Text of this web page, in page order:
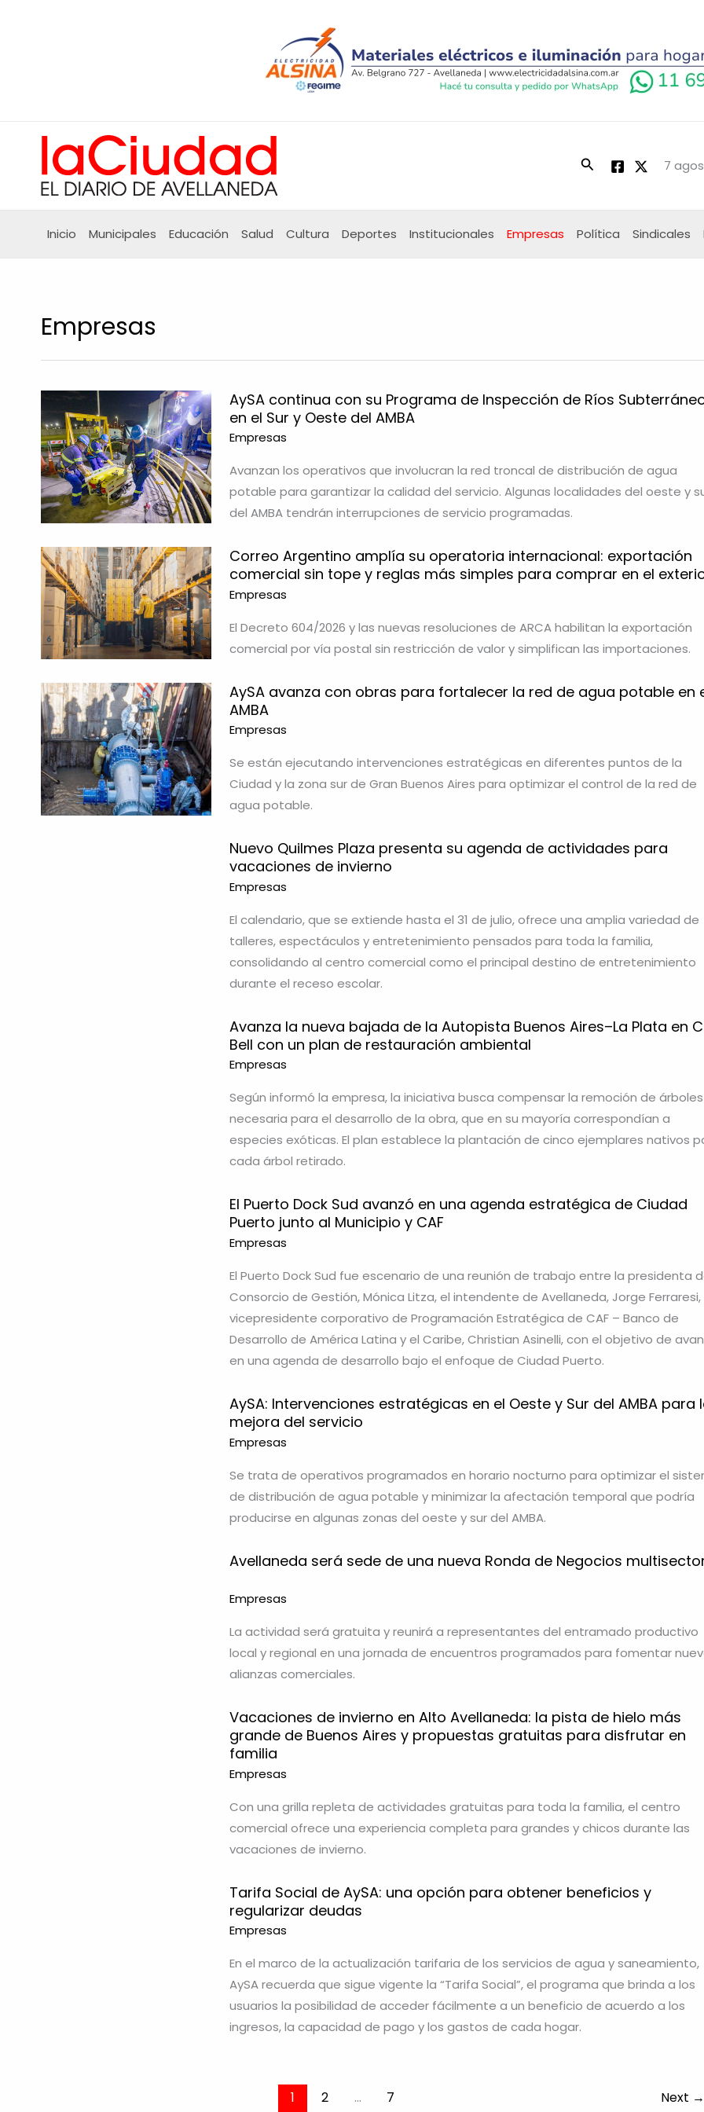
Buscar 7
Inicio Municipales Educación Salud Cultura Deportes Institucionales Empresas Política Sindicales
Empresas
AySA continua con su Programa de Inspección de Ríos
en el Sur y Oeste del AMBA
Empresas
Avanzan los operativos que involucran la red troncal de distribución de agua
potable para garantizar la calidad del servicio. Algunas localidades del oeste y
del AMBA tendrán interrupciones de servicio programadas.
Correo Argentino amplía su operatoria internacional: exportación
comercial sin tope y reglas más simples para comprar en el
Empresas
El Decreto 604/2026 y las nuevas resoluciones de ARCA habilitan la exportación
comercial por vía postal sin restricción de valor y simplifican las importaciones.
AySA avanza con obras para fortalecer la red de agua potable en
AMBA
Empresas
Se están ejecutando intervenciones estratégicas en diferentes puntos de la
Ciudad y la zona sur de Gran Buenos Aires para optimizar el control de la red de
agua potable.
Nuevo Quilmes Plaza presenta su agenda de actividades para
vacaciones de invierno
Empresas
El calendario, que se extiende hasta el 31 de julio, ofrece una amplia variedad de
talleres, espectáculos y entretenimiento pensados para toda la familia,
consolidando al centro comercial como el principal destino de entretenimiento
durante el receso escolar.
Avanza la nueva bajada de la Autopista Buenos Aires–La Plata en
Bell con un plan de restauración ambiental
Empresas
Según informó la empresa, la iniciativa busca compensar la remoción de árboles
necesaria para el desarrollo de la obra, que en su mayoría correspondían a
especies exóticas. El plan establece la plantación de cinco ejemplares nativos
cada árbol retirado.
El Puerto Dock Sud avanzó en una agenda estratégica de Ciudad
Puerto junto al Municipio y CAF
Empresas
El Puerto Dock Sud fue escenario de una reunión de trabajo entre la presidenta
Consorcio de Gestión, Mónica Litza, el intendente de Avellaneda, Jorge Ferraresi,
vicepresidente corporativo de Programación Estratégica de CAF – Banco de
Desarrollo de América Latina y el Caribe, Christian Asinelli, con el objetivo de
en una agenda de desarrollo bajo el enfoque de Ciudad Puerto.
AySA: Intervenciones estratégicas en el Oeste y Sur del AMBA para
mejora del servicio
Empresas
Se trata de operativos programados en horario nocturno para optimizar el
de distribución de agua potable y minimizar la afectación temporal que podría
producirse en algunas zonas del oeste y sur del AMBA.
Avellaneda será sede de una nueva Ronda de Negocios
Empresas
La actividad será gratuita y reunirá a representantes del entramado productivo
local y regional en una jornada de encuentros programados para fomentar
alianzas comerciales.
Vacaciones de invierno en Alto Avellaneda: la pista de hielo más
grande de Buenos Aires y propuestas gratuitas para disfrutar en
familia
Empresas
Con una grilla repleta de actividades gratuitas para toda la familia, el centro
comercial ofrece una experiencia completa para grandes y chicos durante las
vacaciones de invierno.
Tarifa Social de AySA: una opción para obtener beneficios y
regularizar deudas
Empresas
En el marco de la actualización tarifaria de los servicios de agua y saneamiento,
AySA recuerda que sigue vigente la “Tarifa Social”, el programa que brinda a los
usuarios la posibilidad de acceder fácilmente a un beneficio de acuerdo a los
ingresos, la capacidad de pago y los gastos de cada hogar.
1 2 … 7 Next